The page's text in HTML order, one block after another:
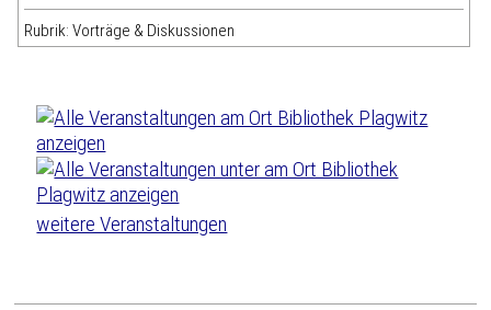
Rubrik: Vorträge & Diskussionen
weitere Veranstaltungen